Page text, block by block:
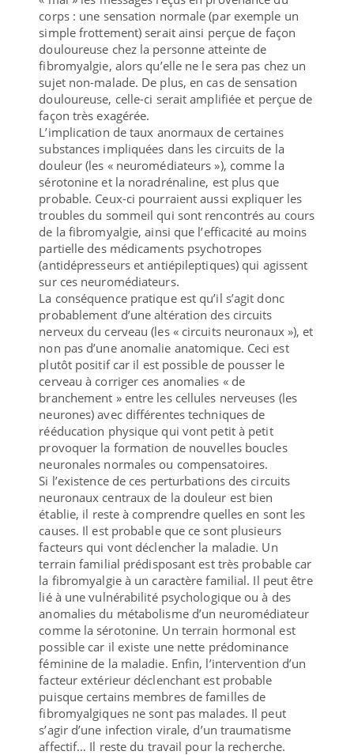
corps : une sensation normale (par exemple un
simple frottement) serait ainsi perçue de façon
douloureuse chez la personne atteinte de
fibromyalgie, alors qu’elle ne le sera pas chez un
sujet non-malade. De plus, en cas de sensation
douloureuse, celle-ci serait amplifiée et perçue de
façon très exagérée.
L’implication de taux anormaux de certaines
substances impliquées dans les circuits de la
douleur (les « neuromédiateurs »), comme la
sérotonine et la noradrénaline, est plus que
probable. Ceux-ci pourraient aussi expliquer les
troubles du sommeil qui sont rencontrés au cours
de la fibromyalgie, ainsi que l’efficacité au moins
partielle des médicaments psychotropes
(antidépresseurs et antiépileptiques) qui agissent
sur ces neuromédiateurs.
La conséquence pratique est qu’il s’agit donc
probablement d’une altération des circuits
nerveux du cerveau (les « circuits neuronaux »), et
non pas d’une anomalie anatomique. Ceci est
plutôt positif car il est possible de pousser le
cerveau à corriger ces anomalies « de
branchement » entre les cellules nerveuses (les
neurones) avec différentes techniques de
rééducation physique qui vont petit à petit
provoquer la formation de nouvelles boucles
neuronales normales ou compensatoires.
Si l’existence de ces perturbations des circuits
neuronaux centraux de la douleur est bien
établie, il reste à comprendre quelles en sont les
causes. Il est probable que ce sont plusieurs
facteurs qui vont déclencher la maladie. Un
terrain familial prédisposant est très probable car
la fibromyalgie à un caractère familial. Il peut être
lié à une vulnérabilité psychologique ou à des
anomalies du métabolisme d’un neuromédiateur
comme la sérotonine. Un terrain hormonal est
possible car il existe une nette prédominance
féminine de la maladie. Enfin, l’intervention d’un
facteur extérieur déclenchant est probable
puisque certains membres de familles de
fibromyalgiques ne sont pas malades. Il peut
s’agir d’une infection virale, d’un traumatisme
affectif… Il reste du travail pour la recherche.